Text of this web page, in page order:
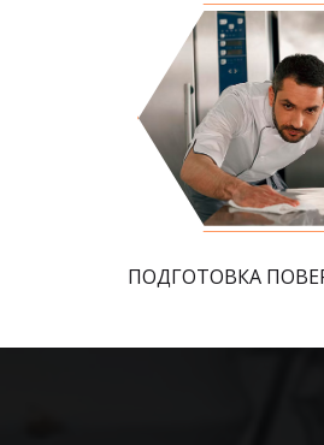
ПОДГОТОВКА